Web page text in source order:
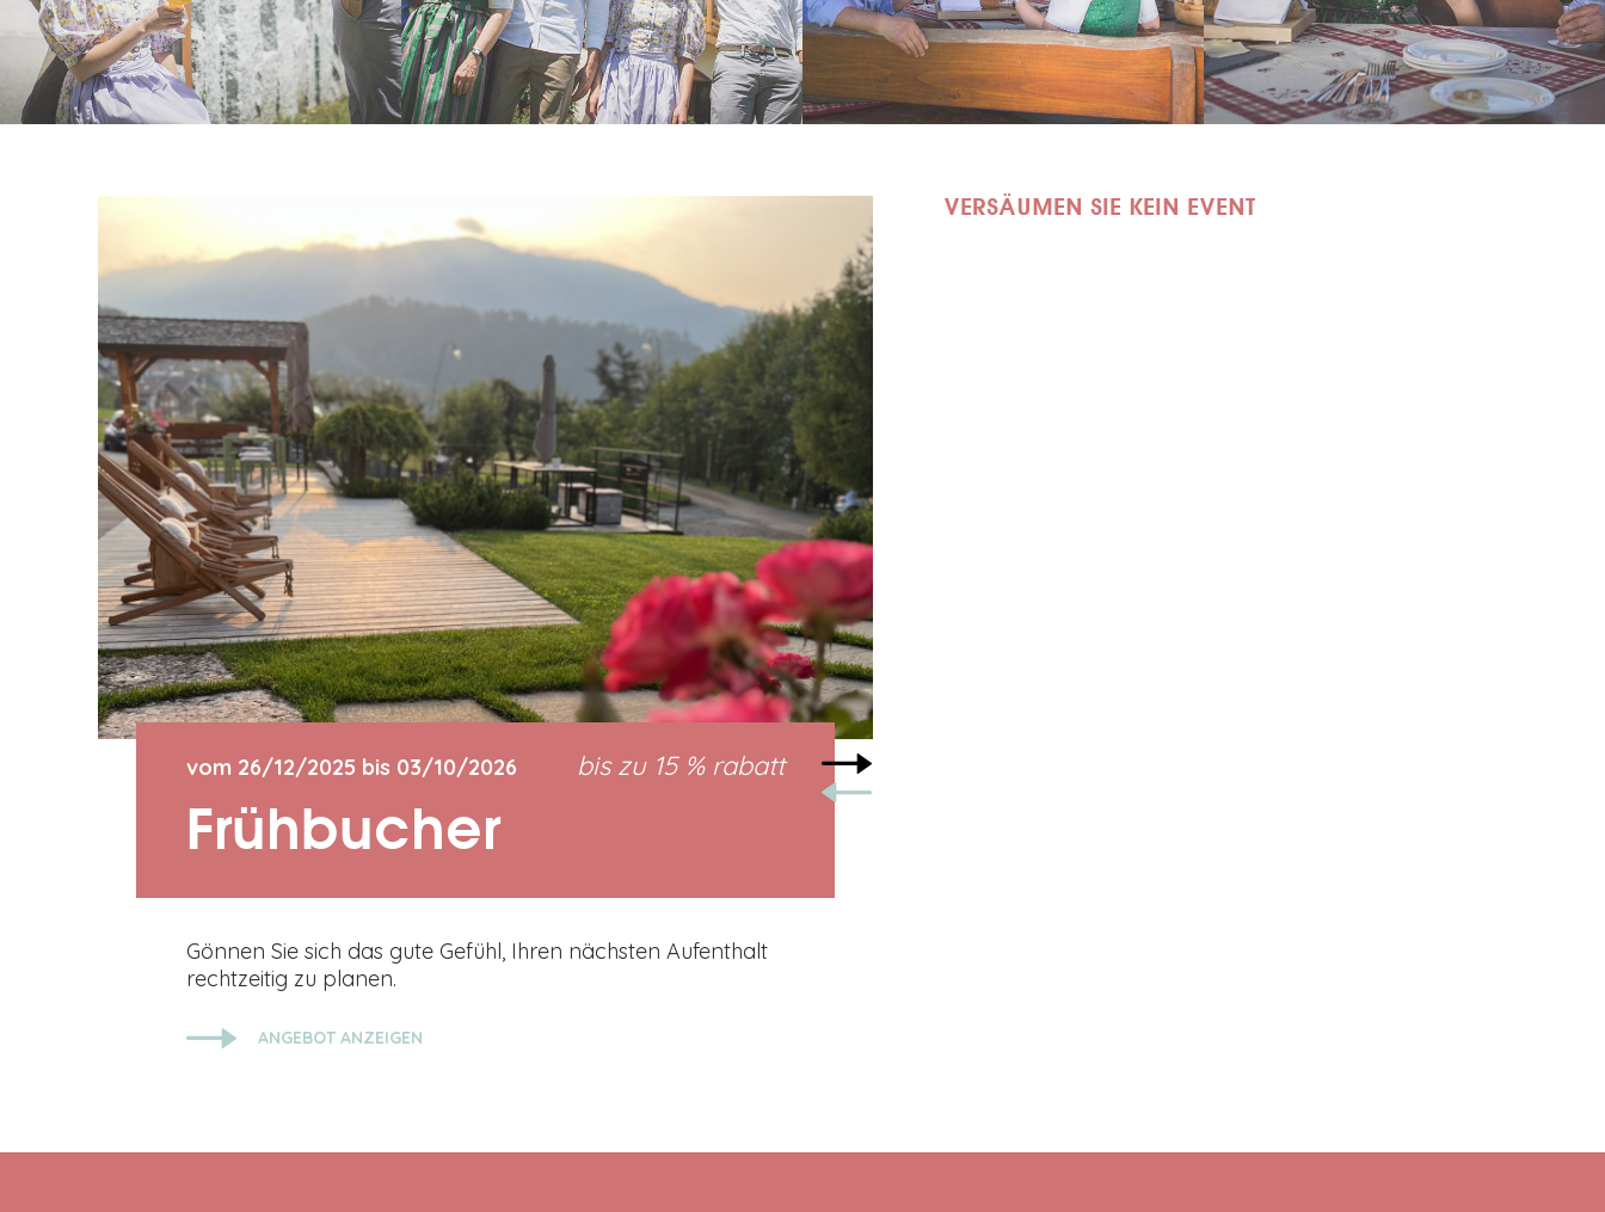
bis zu 15 % rabatt
vom 26/12/2025 bis 03/10/2026
Frühbucher
Gönnen Sie sich das gute Gefühl, Ihren nächsten Aufenthalt
rechtzeitig zu planen.
ANGEBOT ANZEIGEN
VERSÄUMEN SIE KEIN EVENT